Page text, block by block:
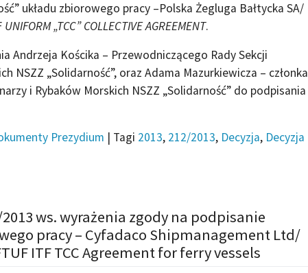
układu zbiorowego pracy –Polska Żegluga Bałtycka SA/
UNIFORM „TCC” COLLECTIVE AGREEMENT.
Andrzeja Kościka – Przewodniczącego Rady Sekcji
NSZZ „Solidarność”, oraz Adama Mazurkiewicza – członka
i Rybaków Morskich NSZZ „Solidarność” do podpisania
Prezydium | Tagi 2013, 212/2013, Decyzja, Decyzja
ws. wyrażenia zgody na podpisanie
pracy – Cyfadaco Shipmanagement Ltd/
ITF TCC Agreement for ferry vessels